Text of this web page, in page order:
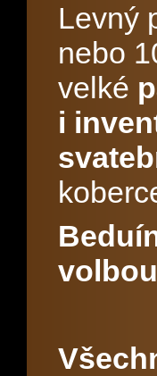
Levný
nebo
velké
i
volbou